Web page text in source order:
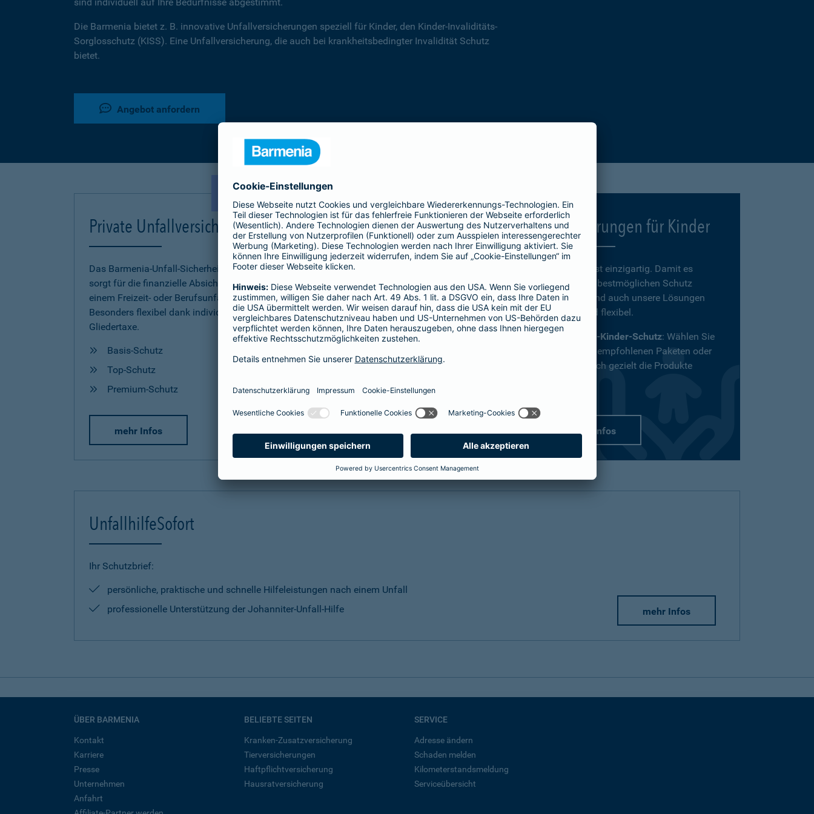
Die Barmenia bietet z. B. innovative Unfallversicherungen speziell für Kinder, den Kinder-Invaliditäts-
Sorglosschutz (KISS). Eine Unfallversicherung, die auch bei krankheitsbedingter Invalidität Schutz
bietet.
Angebot anfordern
NEU!
Private Unfallversicherung
Das Barmenia-Unfall-Sicherheitskonzept
sorgt für die finanzielle Absicherung nach
einem Freizeit- oder Berufsunfall.
Besonders flexibel dank individueller
Gliedertaxe.
Basis-Schutz
Top-Schutz
Premium-Schutz
mehr Infos
Kinder-Invaliditätsschutz
Der Kinder-Invaliditäts-Sorglos-Schutz
(KISS) sichert die finanzielle und soziale
Zukunft Ihrer Kinder bei
krankheits- oder
unfallbedingter Invalidität
Reha-Management inklusive
mehr Infos
Versicherungen für Kinder
Jedes Kind ist einzigartig. Damit es
definitiv den bestmöglichen Schutz
bekommt, sind auch unsere Lösungen
vielfältig und flexibel.
Passend-für-Kinder-Schutz: Wählen Sie
aus unseren empfohlenen Paketen oder
stellen Sie sich gezielt die Produkte
mehr Infos
UnfallhilfeSofort
Ihr Schutzbrief:
persönliche, praktische und schnelle Hilfeleistungen nach einem Unfall
professionelle Unterstützung der Johanniter-Unfall-Hilfe
mehr Infos
ÜBER BARMENIA
Kontakt
Karriere
Presse
Unternehmen
Anfahrt
BELIEBTE SEITEN
Kranken-Zusatzversicherung
Tierversicherungen
Haftpflichtversicherung
Hausratversicherung
SERVICE
Adresse ändern
Schaden melden
Kilometerstandsmeldung
Serviceübersicht